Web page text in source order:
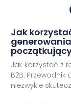
Jak
Jak korzystać z
B2B:
niezwykle